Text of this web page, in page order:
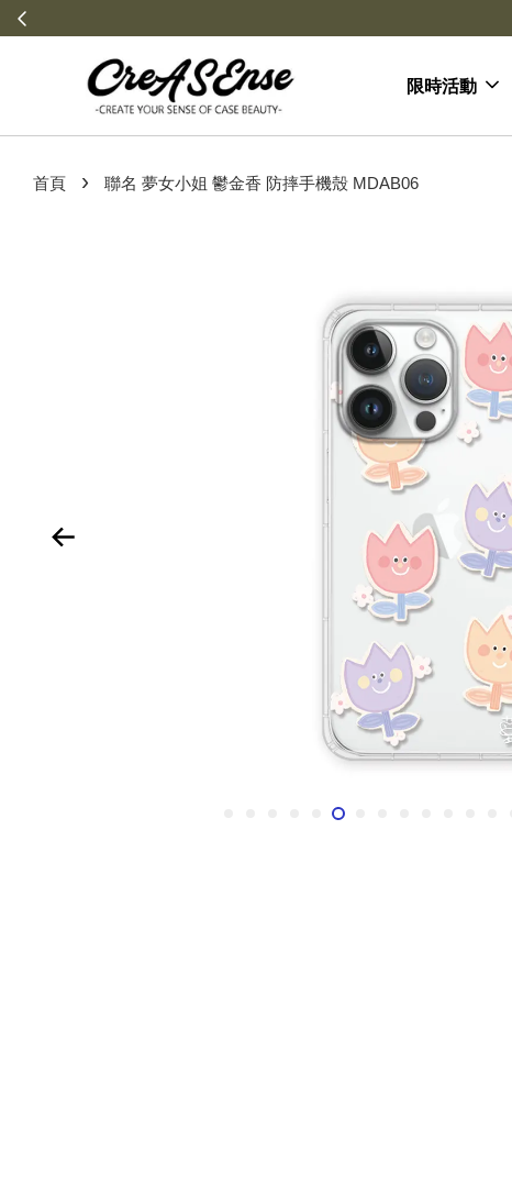
限時活動
首頁 › 聯名 夢女小姐 鬱金香 防摔手機殼 MDAB06